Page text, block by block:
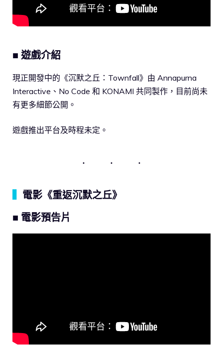
■ 遊戲介紹
現正開發中的《沉默之丘：Townfall》由 Annapurna
Interactive、No Code 和 KONAMI 共同製作，目前尚未
有更多細節公開。
遊戲推出平台及時程未定。
電影《重返沉默之丘》
■ 電影預告片